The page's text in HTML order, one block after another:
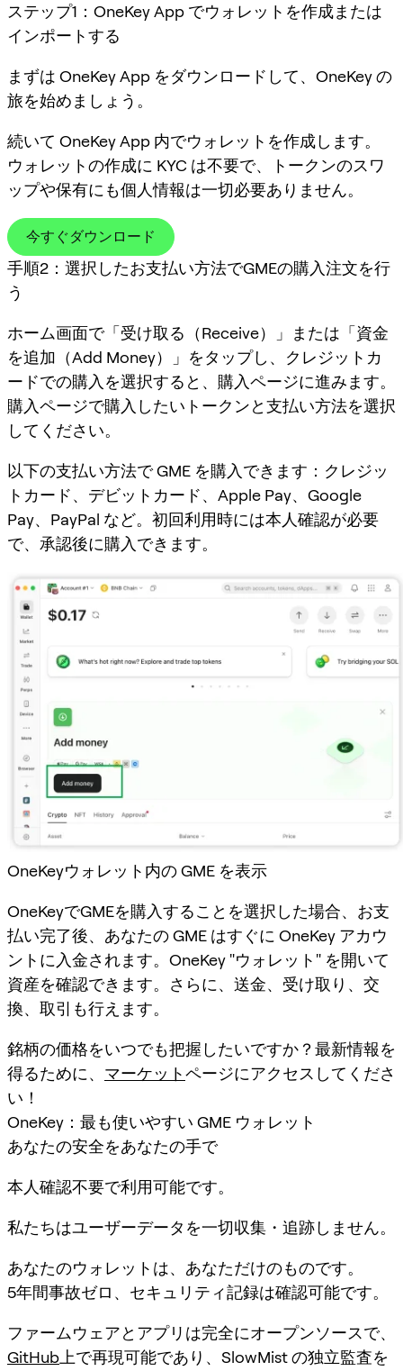
ステップ1：OneKey App でウォレットを作成または
インポートする
まずは OneKey App をダウンロードして、OneKey の
旅を始めましょう。
続いて OneKey App 内でウォレットを作成します。
ウォレットの作成に KYC は不要で、トークンのスワ
ップや保有にも個人情報は一切必要ありません。
今すぐダウンロード
手順2：選択したお支払い方法でGMEの購入注文を行
う
ホーム画面で「受け取る（Receive）」または「資金
を追加（Add Money）」をタップし、クレジットカ
ードでの購入を選択すると、購入ページに進みます。
購入ページで購入したいトークンと支払い方法を選択
してください。
以下の支払い方法で GME を購入できます：クレジッ
トカード、デビットカード、Apple Pay、Google
Pay、PayPal など。初回利用時には本人確認が必要
で、承認後に購入できます。
OneKeyウォレット内の GME を表示
OneKeyでGMEを購入することを選択した場合、お支
払い完了後、あなたの GME はすぐに OneKey アカウ
ントに入金されます。OneKey "ウォレット" を開いて
資産を確認できます。さらに、送金、受け取り、交
換、取引も行えます。
銘柄の価格をいつでも把握したいですか？最新情報を
得るために、 マーケットページにアクセスしてくださ
い！
OneKey：最も使いやすい GME ウォレット
あなたの安全をあなたの手で
本人確認不要で利用可能です。
私たちはユーザーデータを一切収集・追跡しません。
あなたのウォレットは、あなただけのものです。
5年間事故ゼロ、セキュリティ記録は確認可能です。
ファームウェアとアプリは完全にオープンソースで、
GitHub 上で再現可能であり、SlowMist の独立監査を